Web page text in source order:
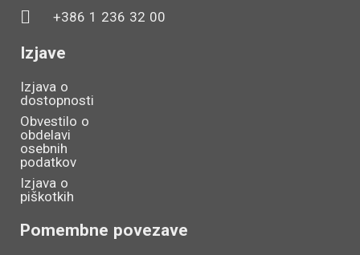
+386 1 236 32 00
Izjave
Izjava o
dostopnosti
Obvestilo o
obdelavi
osebnih
podatkov
Izjava o
piškotkih
Pomembne povezave